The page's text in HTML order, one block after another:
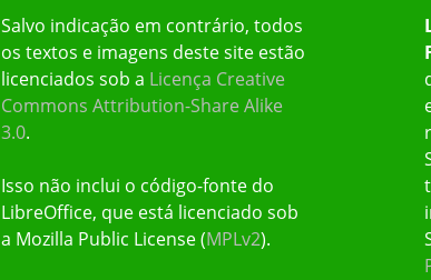
Salvo indicação em contrário, todos
os textos e imagens deste site estão
licenciados sob a Licença Creative
Commons Attribution-Share Alike
3.0.
Isso não inclui o código-fonte do
LibreOffice, que está licenciado sob
a Mozilla Public License (MPLv2).